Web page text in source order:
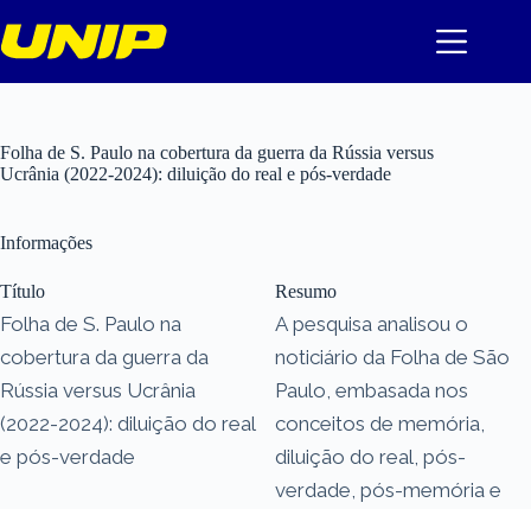
para
o
Folha de S. Paulo na cobertura da guerra da Rússia versus
Ucrânia (2022-2024): diluição do real e pós-verdade
Informações
Título
Folha de S. Paulo na
cobertura da guerra da
Rússia versus Ucrânia
(2022-2024): diluição do real
e pós-verdade
Resumo
A pesquisa analisou o
noticiário da Folha de São
Paulo, embasada nos
conceitos de memória,
diluição do real, pós-
verdade, pós-memória e